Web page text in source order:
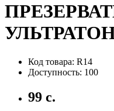
Код товара: R14
Доступность: 100
99 с.